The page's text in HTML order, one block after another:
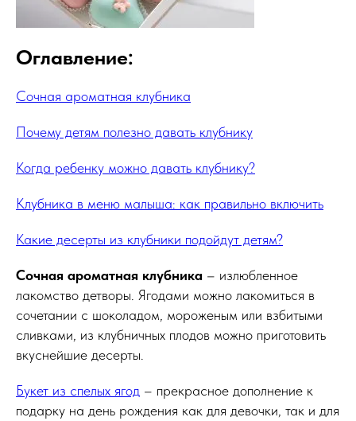
Оглавление:
Сочная ароматная клубника
Почему детям полезно давать клубнику
Когда ребенку можно давать клубнику?
Клубника в меню малыша: как правильно включить
Какие десерты из клубники подойдут детям?
Сочная ароматная клубника – излюбленное
лакомство детворы. Ягодами можно лакомиться в
сочетании с шоколадом, мороженым или взбитыми
сливками, из клубничных плодов можно приготовить
вкуснейшие десерты.
Букет из спелых ягод – прекрасное дополнение к
подарку на день рождения как для девочки, так и для